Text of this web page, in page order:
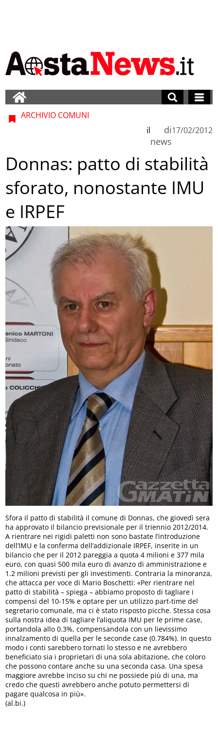
ARCHIVIO COMUNI
di
news
il 17/02/2012
Donnas: patto di stabilità
sforato, nonostante IMU
e IRPEF
Sfora il patto di stabilità il comune di Donnas, che giovedì sera
ha approvato il bilancio previsionale per il triennio 2012/2014.
A rientrare nei rigidi paletti non sono bastate l’introduzione
dell’IMU e la conferma dell’addizionale IRPEF, inserite in un
bilancio che per il 2012 pareggia a quota 4 milioni e 377 mila
euro, con quasi 500 mila euro di avanzo di amministrazione e
1.2 milioni previsti per gli investimenti. Contraria la minoranza,
che attacca per voce di Mario Boschetti: «Per rientrare nel
patto di stabilità – spiega – abbiamo proposto di tagliare i
compensi del 10-15% e optare per un utilizzo part-time del
segretario comunale, ma ci è stato risposto picche. Stessa cosa
sulla nostra idea di tagliare l’aliquota IMU per le prime case,
portandola allo 0.3%, compensandola con un lievissimo
innalzamento di quella per le seconde case (0.784%). In questo
modo i conti sarebbero tornati lo stesso e ne avrebbero
beneficiato sia i proprietari di una sola abitazione, che coloro
che possono contare anche su una seconda casa. Una spesa
maggiore avrebbe inciso su chi ne possiede più di una, ma
credo che questi avrebbero anche potuto permettersi di
pagare qualcosa in più».
(al.bi.)